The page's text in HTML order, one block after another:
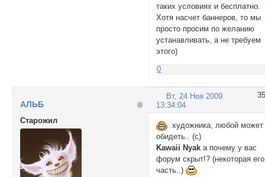
таких условиях и бесплатно.
Хотя насчет баннеров, то мы
просто просим по желанию
устанавливать, а не требуем
этого)
0
35
Вт, 24 Ноя 2009
13:34:04
АЛЬБ
Cтарожил
художника, любой может
обидеть.. (с)
Kawaii Nyak а почему у вас
форум скрыт!? (некоторая его
часть..)